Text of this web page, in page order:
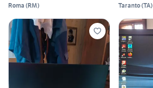
Roma (RM) Taranto(TA)